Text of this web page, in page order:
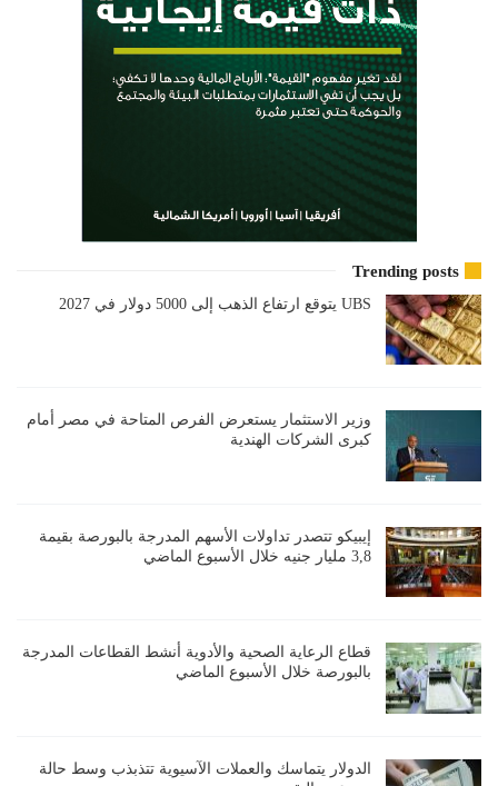
Trending posts
UBS يتوقع ارتفاع الذهب إلى 5000 دولار في 2027
وزير الاستثمار يستعرض الفرص المتاحة في مصر أمام
كبرى الشركات الهندية
إيبيكو تتصدر تداولات الأسهم المدرجة بالبورصة بقيمة
3,8 مليار جنيه خلال الأسبوع الماضي
قطاع الرعاية الصحية والأدوية أنشط القطاعات المدرجة
بالبورصة خلال الأسبوع الماضي
الدولار يتماسك والعملات الآسيوية تتذبذب وسط حالة